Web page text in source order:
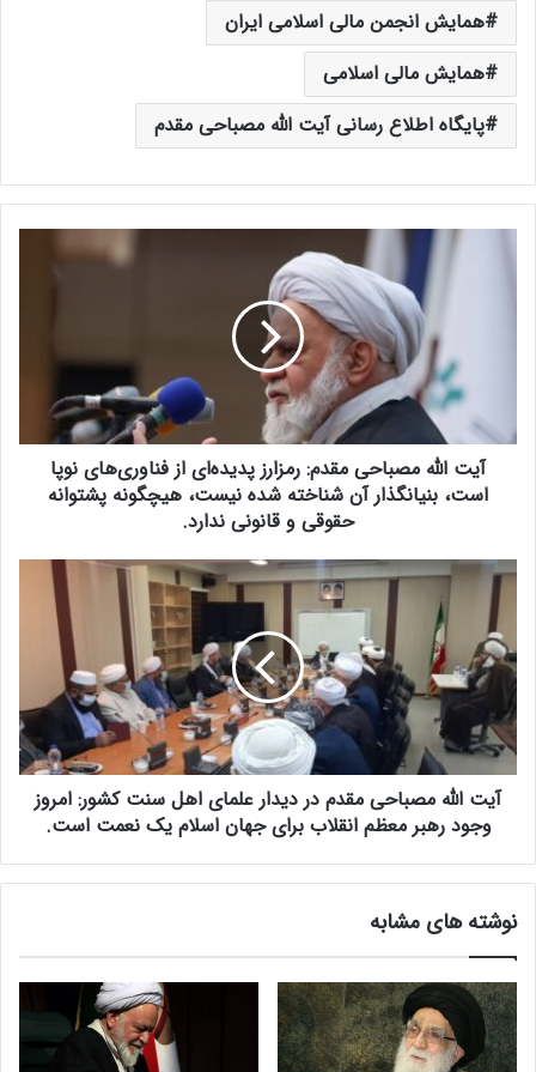
همایش انجمن مالی اسلامی ایران
همایش مالی اسلامی
پایگاه اطلاع رسانی آیت الله مصباحی مقدم
ص
م
م
:
ر
م
ز
ا
د
د
ا
ی
ا
ز
آیت الله مصباحی مقدم: رمزارز پدیده‌ای از فناوری‌های نوپا
است، بنیانگذار آن شناخته شده نیست، هیچگونه پشتوانه
حقوقی و قانونی ندارد.
آ
ا
ل
ل
ه
م
ص
ی
ق
د
ر
د
آیت الله مصباحی مقدم در دیدار علمای اهل سنت کشور: امروز
وجود رهبر معظم انقلاب برای جهان اسلام یک نعمت است.
نوشته های مشابه